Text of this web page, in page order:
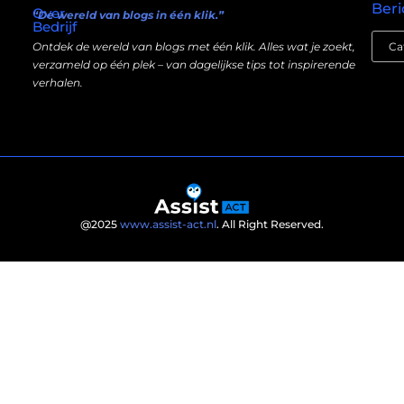
Over
Bedrijf
“De wereld van blogs in één klik.”
Ontdek de wereld van blogs met één klik. Alles wat je zoekt,
verzameld op één plek – van dagelijkse tips tot inspirerende
verhalen.
@2025 www.assist-act.nl. All Right Reserved.